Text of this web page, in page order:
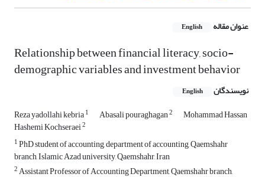
عنوان مقاله English
Relationship between financial literacy, socio-
demographic variables and investment behavior
نویسندگان English
Reza yadollahi kebria1 Abasali pouraghagan2 Mohammad Hassan
Hashemi Kochseraei2
1PhD student of accounting, department of accounting, Qaemshahr
branch, Islamic Azad university, Qaemshahr, Iran
2Assistant Professor of Accounting Department, Qaemshahr branch,